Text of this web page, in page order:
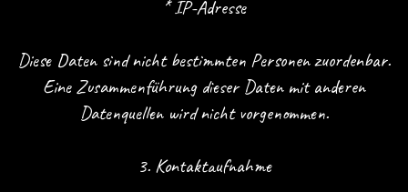
* IP-Adresse
Diese Daten sind nicht bestimmten Personen zuordenbar.
Eine Zusammenführung dieser Daten mit anderen
Datenquellen wird nicht vorgenommen.
3. Kontaktaufnahme